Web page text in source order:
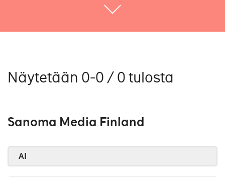
Näytetään 0-0 / 0 tulosta
Sanoma Media Finland
AI